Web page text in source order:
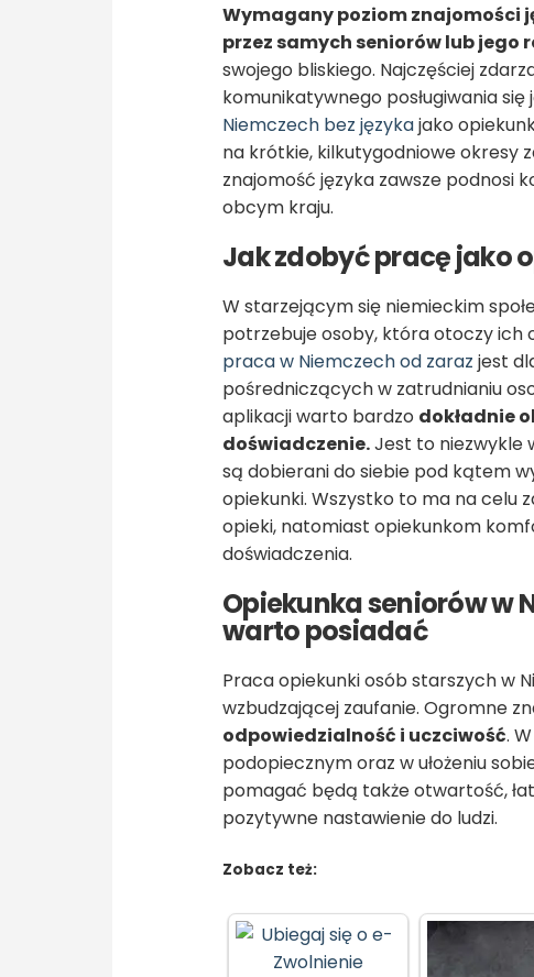
Wymagany poziom znajomości
przez samych seniorów lub jego
swojego bliskiego. Najczęściej
komunikatywnego posługiwania
Niemczech bez językajako
na krótkie, kilkutygodniowe okresy
znajomość języka zawsze podnosi
obcym kraju.
Jak zdobyć pracę jako
W starzejącym się niemieckim
potrzebuje osoby, która otoczy ich
praca w Niemczech od zaraz jest
pośredniczących w zatrudnianiu
aplikacji warto bardzo dokładnie
doświadczenie.Jest to niezwykle
są dobierani do siebie pod kątem
opiekunki. Wszystko to ma na celu
opieki, natomiast opiekunkom
doświadczenia.
Opiekunka seniorów w
warto posiadać
Praca opiekunki osób starszych w
wzbudzającej zaufanie. Ogromne
odpowiedzialność i uczciwość.
podopiecznym oraz w ułożeniu
pomagać będą także otwartość,
pozytywne nastawienie do ludzi.
Zobacz też: